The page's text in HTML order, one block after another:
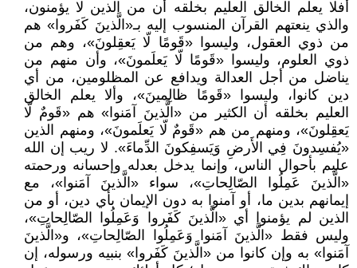
أفلا يعلم الخالق العليم بخلقه أن من الذين لا يؤمنون،
والذي ينعتهم القرآن المنسوب إليه بـ«الَّذينَ كَفَروا» هم
من ذوي العقول، وليسوا «قَومًا لّا يَعقِلونَ»، وهم من
ذوي العلوم، وليسوا «قَومًا لّا يَعلَمونَ»، وأن منهم من
يناضل من أجل العدالة ويدافع عن المظلومين، من أي
دين كانوا، وليسوا «قَومًا ظالِمينَ»، وألا يعلم الخالق
العليم بخلقه أن الكثير من «الَّذينَ آمَنوا» هم «قَومٌ لّا
يَعقِلونَ»، ومنهم من هم «قَومٌ لّا يَعلَمونَ»، ومنهم الذين
«يُفسِدونَ فِي الأَرضِ وَيَسفِكونَ الدِّماءَ». لا ريب إن الله
عليم بأحوال الناس، وإنما يدخل بعدله وإحسانه ورحمته
«الَّذينَ عَمِلُوا الصّالِحاتِ»، سواء «الَّذينَ آمَنوا»، مع
إيمانهم بدين ما، أو آمنوا به دون الإيمان بأي دين، أو من
الذين لم يؤمنوا أي «الَّذينَ كَفَروا وَعَمِلُوا الصّالِحاتِ»،
وليس فقط «الَّذينَ آمَنوا وَعَمِلُوا الصّالِحاتِ»، و«الَّذينَ
آمَنوا» به وإن كانوا من «الَّذينَ كَفَروا» بنبيه ورسوله، إن